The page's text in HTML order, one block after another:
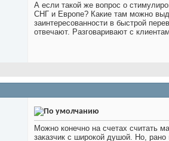
А если такой же вопрос о
СНГ и Европе? Какие там можно
заинтересованности в быстрой
отвечают. Разговаривают с
Можно конечно на счетах считать
заказчик с широкой душой. Но, рано